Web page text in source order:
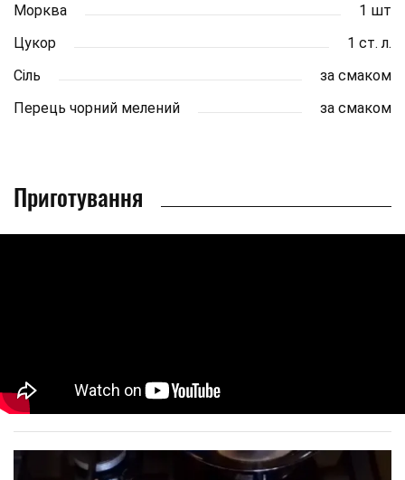
Морква
1 шт
Цукор
1 ст. л.
Сіль
за смаком
Перець чорний мелений
за смаком
Приготування